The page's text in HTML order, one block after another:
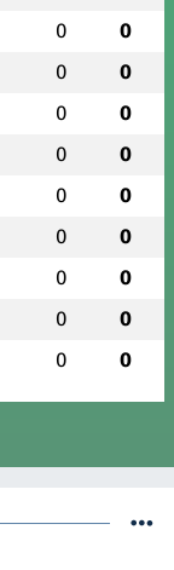
0 0
0 0
0 0
0 0
0 0
0 0
0 0
0 0
0 0